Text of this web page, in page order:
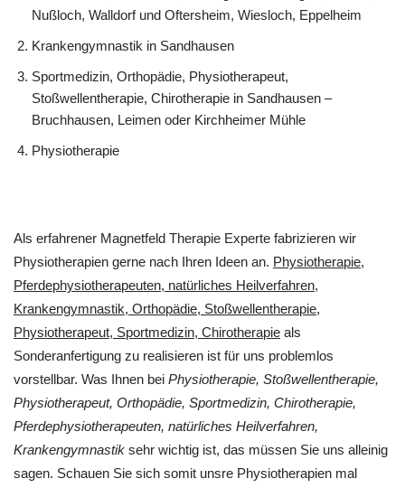
Nußloch, Walldorf und Oftersheim, Wiesloch, Eppelheim
Krankengymnastik in Sandhausen
Sportmedizin, Orthopädie, Physiotherapeut,
Stoßwellentherapie, Chirotherapie in Sandhausen –
Bruchhausen, Leimen oder Kirchheimer Mühle
Physiotherapie
Als erfahrener Magnetfeld Therapie Experte fabrizieren wir
Physiotherapien gerne nach Ihren Ideen an. Physiotherapie,
Pferdephysiotherapeuten, natürliches Heilverfahren,
Krankengymnastik, Orthopädie, Stoßwellentherapie,
Physiotherapeut, Sportmedizin, Chirotherapie als
Sonderanfertigung zu realisieren ist für uns problemlos
vorstellbar. Was Ihnen bei Physiotherapie, Stoßwellentherapie,
Physiotherapeut, Orthopädie, Sportmedizin, Chirotherapie,
Pferdephysiotherapeuten, natürliches Heilverfahren,
Krankengymnastik sehr wichtig ist, das müssen Sie uns alleinig
sagen. Schauen Sie sich somit unsre Physiotherapien mal